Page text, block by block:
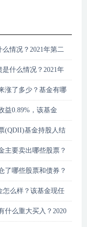
情况？2021年第二
什么情况？2021年
涨了多少？基金有哪
益0.89%，该基金
(QDII)基金持股人结
主要卖出哪些股票？
了哪些股票和债券？
怎么样？该基金现任
什么重大买入？2020